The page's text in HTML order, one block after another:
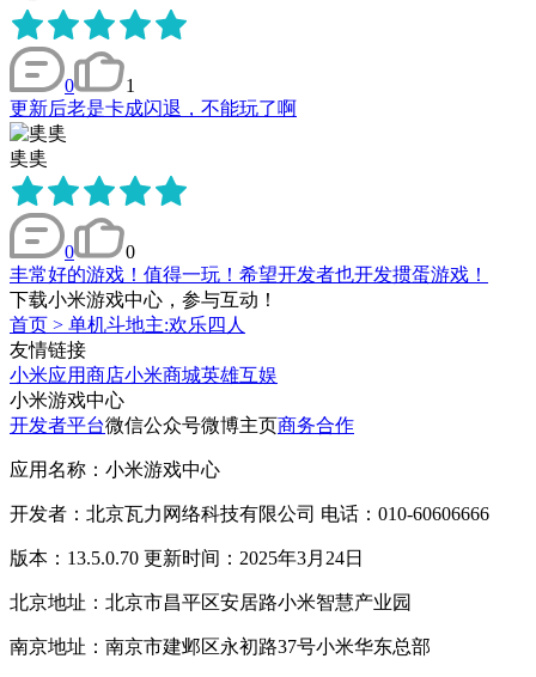
0
1
更新后老是卡成闪退，不能玩了啊
奊奊
0
0
丰常好的游戏！值得一玩！希望开发者也开发掼蛋游戏！
下载小米游戏中心，参与互动！
首页 > 单机斗地主:欢乐四人
友情链接
小米应用商店小米商城英雄互娱
小米游戏中心
开发者平台微信公众号微博主页商务合作
应用名称：小米游戏中心
开发者：北京瓦力网络科技有限公司 电话：010-60606666
版本：13.5.0.70 更新时间：2025年3月24日
北京地址：北京市昌平区安居路小米智慧产业园
南京地址：南京市建邺区永初路37号小米华东总部